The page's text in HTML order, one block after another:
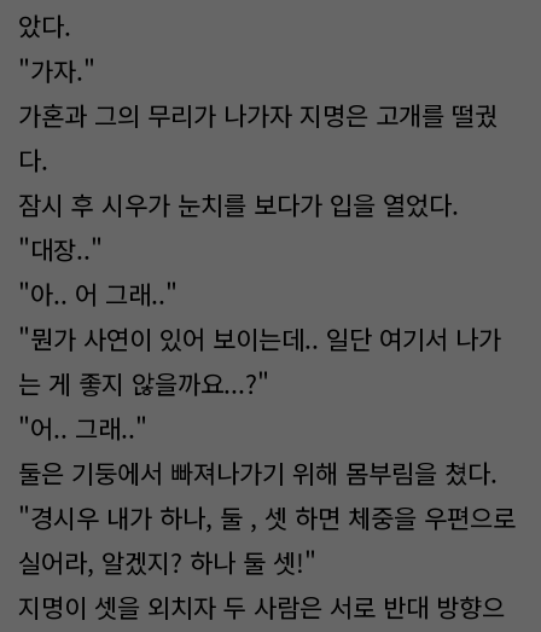
았다.
"가자."
가혼과 그의 무리가 나가자 지명은 고개를 떨궜
다.
잠시 후 시우가 눈치를 보다가 입을 열었다.
"대장.."
"아.. 어 그래.."
"뭔가 사연이 있어 보이는데.. 일단 여기서 나가
는 게 좋지 않을까요...?"
"어.. 그래.."
둘은 기둥에서 빠져나가기 위해 몸부림을 쳤다.
"경시우 내가 하나, 둘 , 셋 하면 체중을 우편으로
실어라, 알겠지? 하나 둘 셋!"
지명이 셋을 외치자 두 사람은 서로 반대 방향으